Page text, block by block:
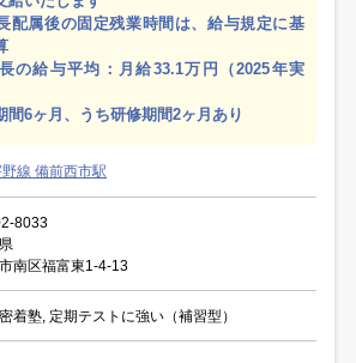
配属後の固定残業時間は、給与規定に基
の給与平均：月給33.1万円（2025年実
間6ヶ月、うち研修期間2ヶ月あり
線 備前西市駅
8033
南区福富東1-4-13
着塾, 定期テストに強い（補習型）